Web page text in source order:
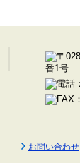
お問い合わせ